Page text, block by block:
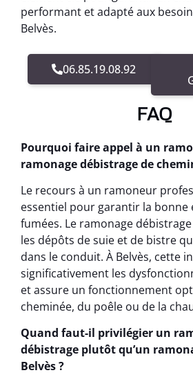
performant et adapté aux
Belvès.
06.85.19.08.92
FAQ
Pourquoi faire appel à un
ramonage débistrage de
Le recours à un ramoneur
essentiel pour garantir la bonne
fumées. Le ramonage
les dépôts de suie et de bistre
dans le conduit. À Belvès, cette
significativement les
et assure un fonctionnement
cheminée, du poêle ou de la
Quand faut-il privilégier un
débistrage plutôt qu’un
Belvès ?